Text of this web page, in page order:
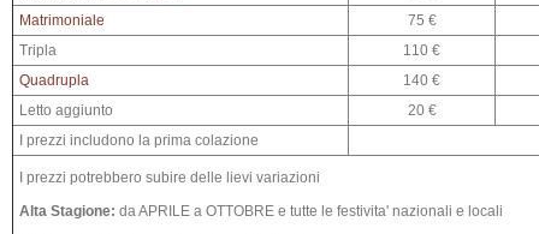
Matrimoniale
75 €
Tripla
110 €
Quadrupla
140 €
Letto aggiunto
20 €
I prezzi includono la prima colazione
I prezzi potrebbero subire delle lievi variazioni
Alta Stagione: da APRILE a OTTOBRE e tutte le festivita' nazionali e locali